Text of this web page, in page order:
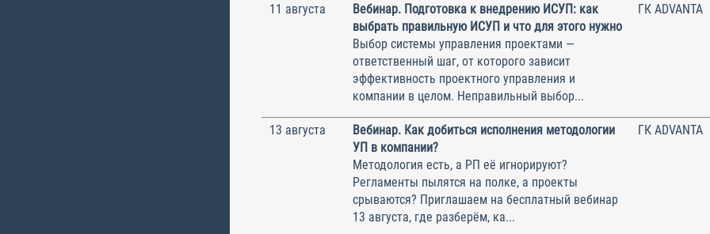
11 августа
Вебинар. Подготовка к внедрению ИСУП: как
выбрать правильную ИСУП и что для этого нужно
Выбор системы управления проектами —
ответственный шаг, от которого зависит
эффективность проектного управления и
компании в целом. Неправильный выбор...
ГК ADVANTA
13 августа
Вебинар. Как добиться исполнения методологии
УП в компании?
Методология есть, а РП её игнорируют?
Регламенты пылятся на полке, а проекты
срываются? Приглашаем на бесплатный вебинар
13 августа, где разберём, ка...
ГК ADVANTA